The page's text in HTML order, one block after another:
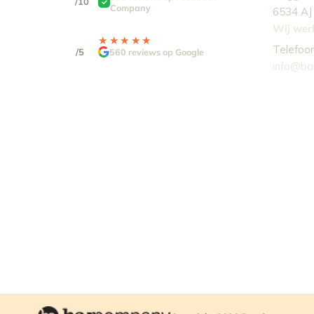
Company
/5
★★★★★
★★★★★
560 reviews op Google
6534
Wij